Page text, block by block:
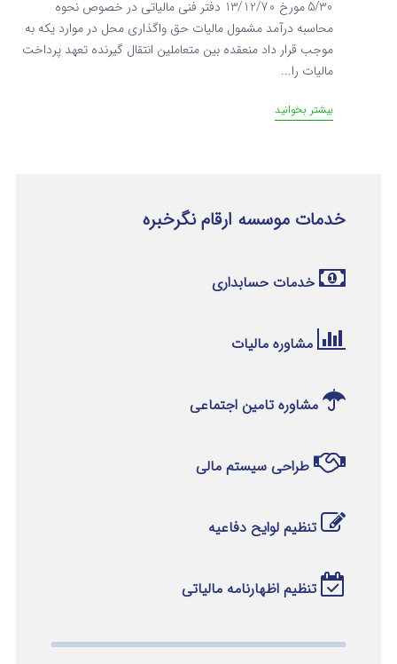
5/30 مورخ 13/12/70 دفتر فنی مالیاتی در خصوص نحوه
محاسبه درآمد مشمول مالیات حق واگذاری محل در موارد یکه به
موجب قرار داد منعقده بین متعاملین انتقال گیرنده تعهد پرداخت
مالیات را...
بیشتر بخوانید
خدمات موسسه ارقام نگرخبره
خدمات حسابداری
مشاوره مالیات
مشاوره تامین اجتماعی
طراحی سیستم مالی
تنظیم لوایح دفاعیه
تنظیم اظهارنامه مالیاتی